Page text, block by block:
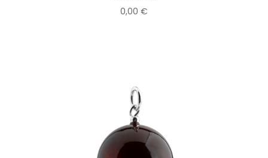
0,00 €